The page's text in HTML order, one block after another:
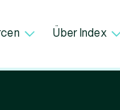
Über Index